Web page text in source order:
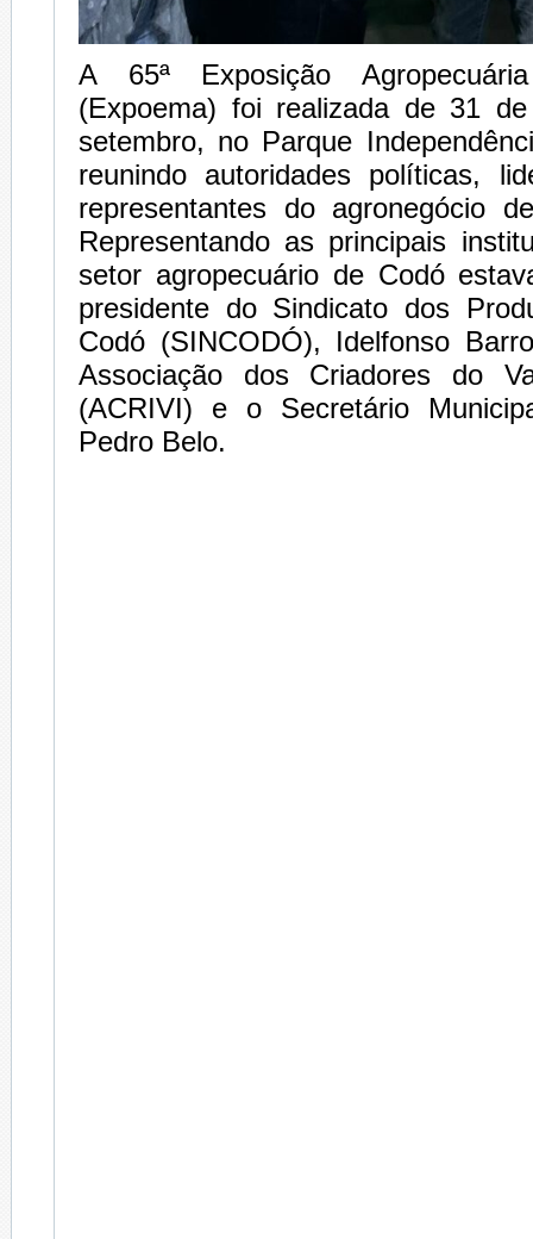
A 65ª Exposição
(Expoema) foi realizada de 31
setembro, no Parque
reunindo autoridades políticas,
representantes do agronegócio
Representando as principais
setor agropecuário de Codó
presidente do Sindicato dos
Codó (SINCODÓ), Idelfonso
Associação dos Criadores do
(ACRIVI) e o Secretário
Pedro Belo.